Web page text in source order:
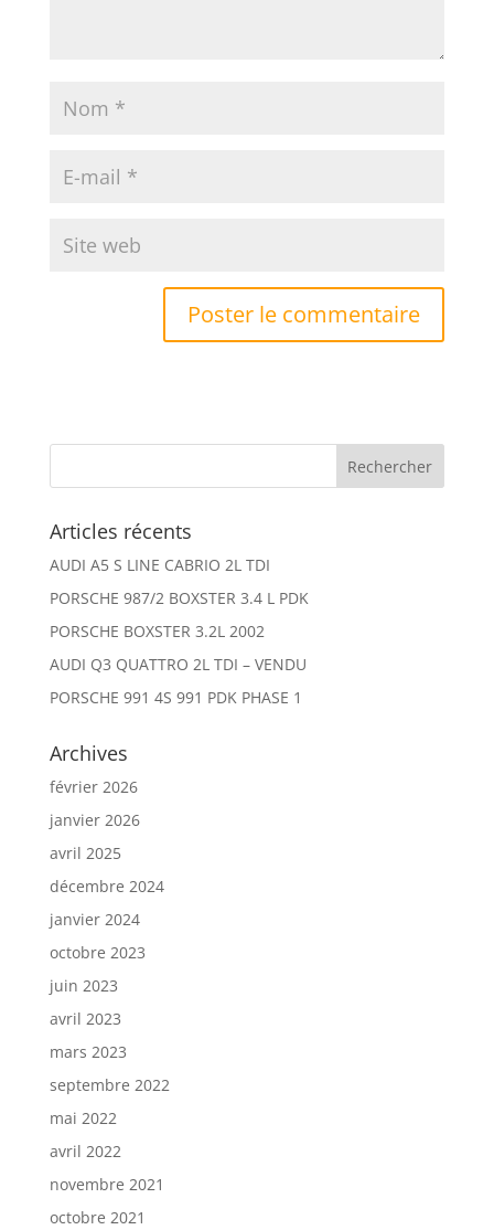
Articles récents
AUDI A5 S LINE CABRIO 2L TDI
PORSCHE 987/2 BOXSTER 3.4 L PDK
PORSCHE BOXSTER 3.2L 2002
AUDI Q3 QUATTRO 2L TDI – VENDU
PORSCHE 991 4S 991 PDK PHASE 1
Archives
février 2026
janvier 2026
avril 2025
décembre 2024
janvier 2024
octobre 2023
juin 2023
avril 2023
mars 2023
septembre 2022
mai 2022
avril 2022
novembre 2021
octobre 2021